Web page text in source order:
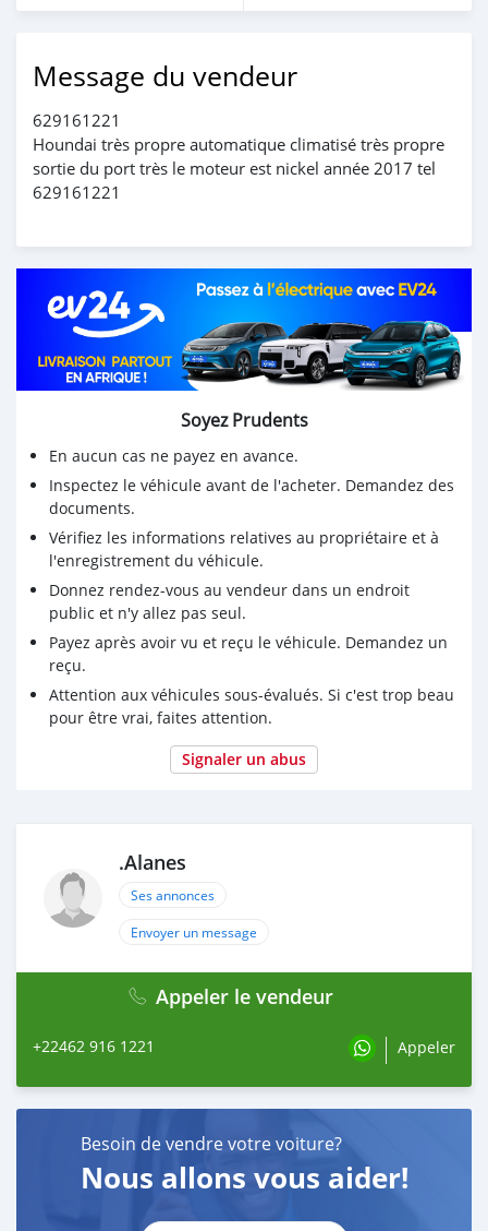
Message du vendeur
629161221
Houndai très propre automatique climatisé très propre
sortie du port très le moteur est nickel année 2017 tel
629161221
Soyez Prudents
En aucun cas ne payez en avance.
Inspectez le véhicule avant de l'acheter. Demandez des
documents.
Vérifiez les informations relatives au propriétaire et à
l'enregistrement du véhicule.
Donnez rendez-vous au vendeur dans un endroit
public et n'y allez pas seul.
Payez après avoir vu et reçu le véhicule. Demandez un
reçu.
Attention aux véhicules sous-évalués. Si c'est trop beau
pour être vrai, faites attention.
Signaler un abus
.Alanes
Ses annonces
Envoyer un message
Appeler le vendeur
+22462 916 1221 Appeler
Besoin de vendre votre voiture?
Nous allons vous aider!